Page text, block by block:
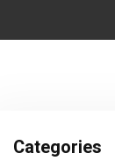
Categories